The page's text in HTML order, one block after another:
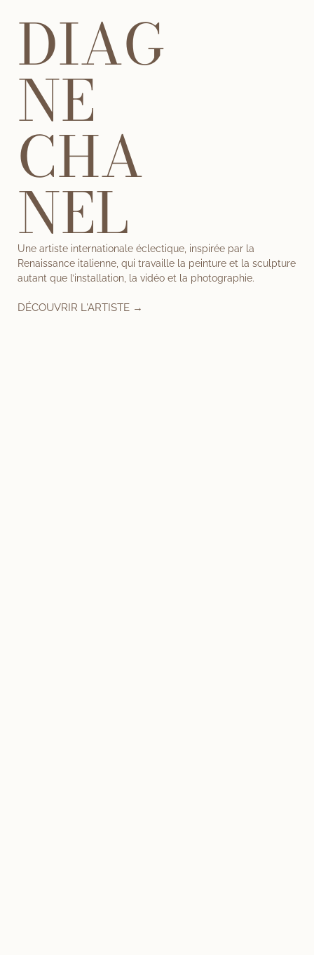
DIAG
NE
CHA
NEL
Une artiste internationale éclectique, inspirée par la
Renaissance italienne, qui travaille la peinture et la sculpture
autant que l’installation, la vidéo et la photographie.
DÉCOUVRIR L'ARTISTE →